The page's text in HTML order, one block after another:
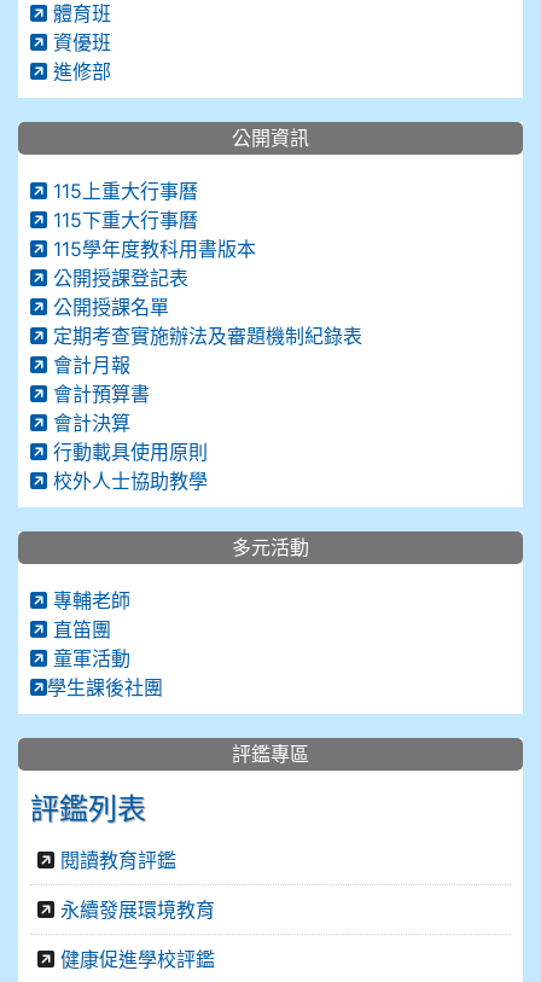
體育班
資優班
進修部
公開資訊
115上重大行事曆
115下重大行事曆
115學年度教科用書版本
公開授課登記表
公開授課名單
定期考查實施辦法及審題機制紀錄表
會計月報
會計預算書
會計決算
行動載具使用原則
校外人士協助教學
多元活動
專輔老師
直笛團
童軍活動
學生課後社團
評鑑專區
評鑑列表
閱讀教育評鑑
永續發展環境教育
健康促進學校評鑑